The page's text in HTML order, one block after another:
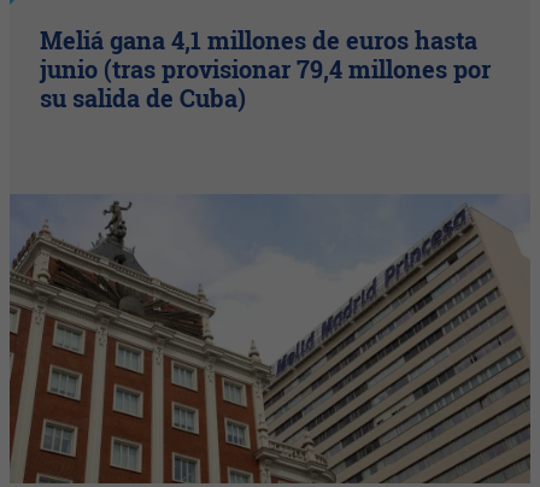
Meliá gana 4,1 millones de euros hasta
junio (tras provisionar 79,4 millones por
su salida de Cuba)